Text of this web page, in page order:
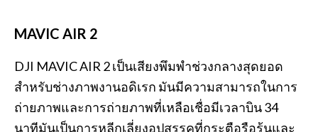
MAVIC AIR 2
DJI MAVIC AIR 2 เป็นเสียงพึมพำช่วงกลางสุดยอด
สำหรับช่างภาพงานอดิเรก มันมีความสามารถในการ
ถ่ายภาพและการถ่ายภาพที่เหลือเชื่อมีเวลาบิน 34
นาทีมันเป็นการหลีกเลี่ยงอุปสรรคที่กระตือรือร้นและ